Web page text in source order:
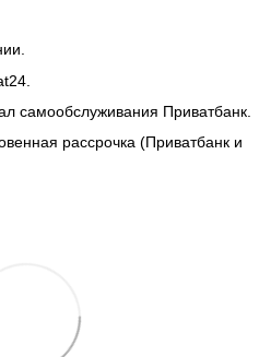
самообслуживания Приватбанк.
рассрочка (Приватбанк и